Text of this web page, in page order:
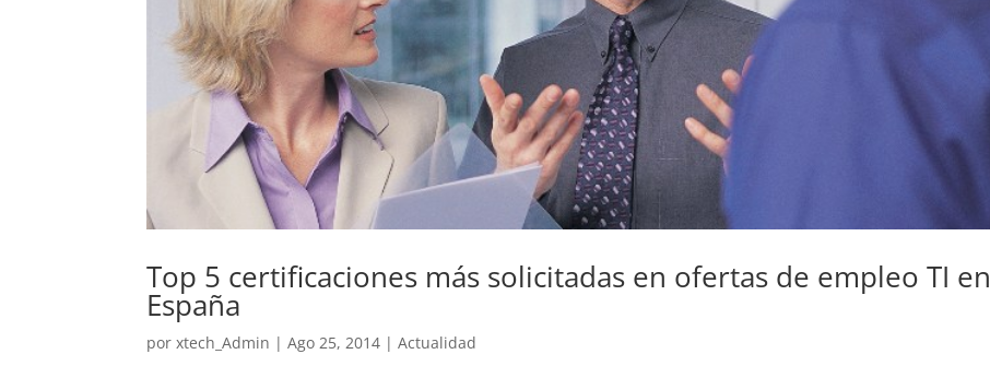
Top 5 certificaciones más solicitadas en ofertas de empleo TI en
España
porxtech_Admin |Ago 25, 2014 |Actualidad